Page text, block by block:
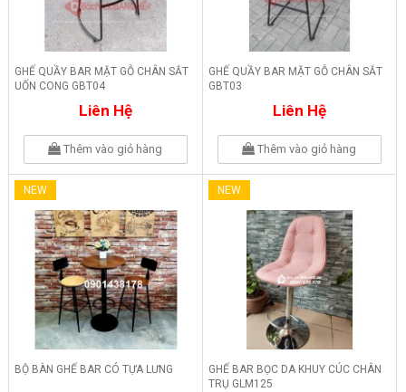
GHẾ QUẦY BAR MẶT GỖ CHÂN SẮT
UỐN CONG GBT04
Liên Hệ
Thêm vào giỏ hàng
GHẾ QUẦY BAR MẶT GỖ CHÂN SẮT
GBT03
Liên Hệ
Thêm vào giỏ hàng
NEW
BỘ BÀN GHẾ BAR CÓ TỰA LƯNG
NEW
GHẾ BAR BỌC DA KHUY CÚC CHÂN
TRỤ GLM125